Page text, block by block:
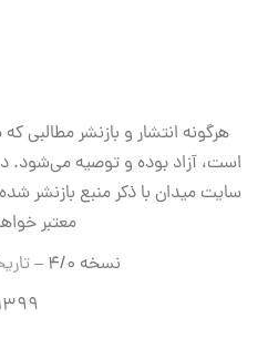
هرگونه انتشار و بازنشر مطالبی
است، آزاد بوده و توصیه می‌شود.
سایت میدان با ذکر منبع بازنشر
معتبر
نسخه ۴/۰ –